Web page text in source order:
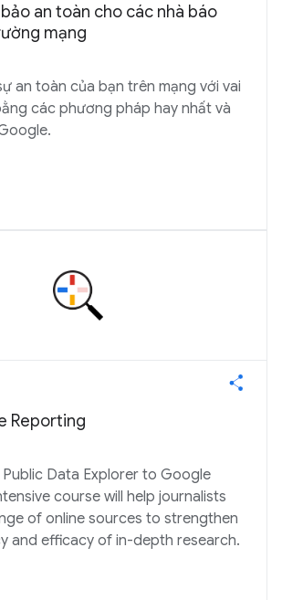
an toàn cho các nhà báo
mạng
an toàn của bạn trên mạng với vai
các phương pháp hay nhất và
Reporting
Data Explorer to Google
course will help journalists
of online sources to strengthen
and efficacy of in-depth research.